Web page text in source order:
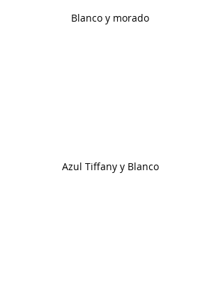
Blanco y morado
Azul Tiffany y Blanco